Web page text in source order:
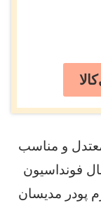
و مناسب
فونداسیون
پودر مدیسان